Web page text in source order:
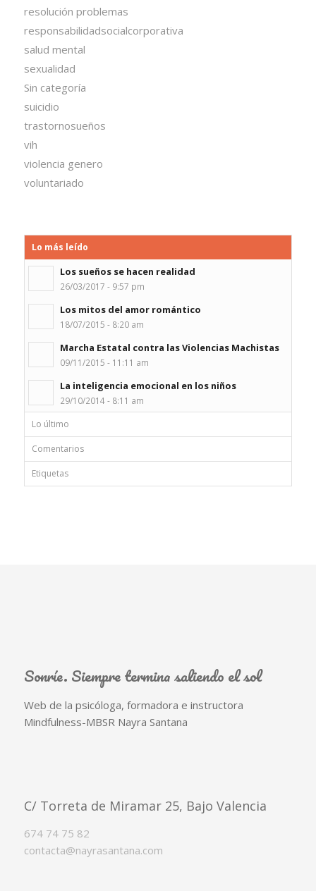
resolución problemas
responsabilidadsocialcorporativa
salud mental
sexualidad
Sin categoría
suicidio
trastornosueños
vih
violencia genero
voluntariado
Lo más leído
Los sueños se hacen realidad
26/03/2017 - 9:57 pm
Los mitos del amor romántico
18/07/2015 - 8:20 am
Marcha Estatal contra las Violencias Machistas
09/11/2015 - 11:11 am
La inteligencia emocional en los niños
29/10/2014 - 8:11 am
Lo último
Comentarios
Etiquetas
Sonríe. Siempre termina saliendo el sol
Web de la psicóloga, formadora e instructora
Mindfulness-MBSR Nayra Santana
C/ Torreta de Miramar 25, Bajo Valencia
674 74 75 82
contacta@nayrasantana.com